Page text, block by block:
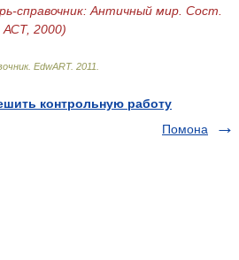
справочник: Античный мир. Cост.
, АСТ, 2000)
. EdwART. 2011
контрольную работу
Помона